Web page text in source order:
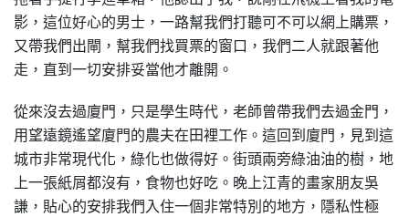
影，這位好心的男士，一路幫我們打聽可不可以網上購票，
又帶我們出閘，幫我們找買票的窗口，我們二人就跟著他
走，直到一切安排妥當他才離開。
從來沒去過廈門，只是學生時代，老師曾帶我們去過金門，
用望遠鏡遙望廈門的農夫在田裡工作。這回到廈門，見到這
城市非常現代化，綠化也做得好。街頭兩旁綠油油的樹，地
上一張紙屑都沒有，食物也好吃。晚上江青的畫家朋友吳
謙，貼心的安排我們入住一個非常特別的地方，隱私性極